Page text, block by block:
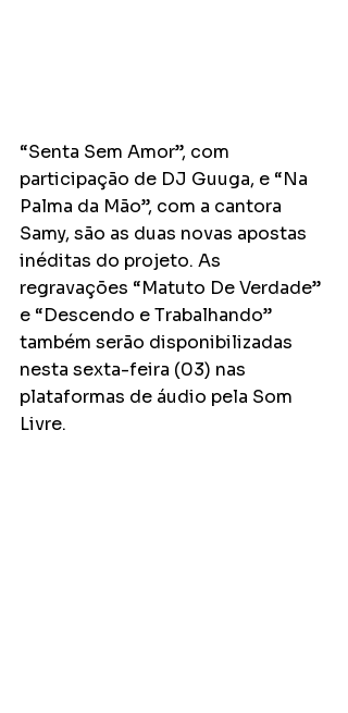
“Senta Sem Amor”, com
participação de DJ Guuga, e “Na
Palma da Mão”, com a cantora
Samy, são as duas novas apostas
inéditas do projeto. As
regravações “Matuto De Verdade”
e “Descendo e Trabalhando”
também serão disponibilizadas
nesta sexta-feira (03) nas
plataformas de áudio pela Som
Livre.